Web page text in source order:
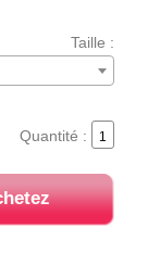
Taille :
Quantité :